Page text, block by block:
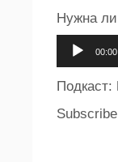
Нужна ли
00:00
Подкаст: